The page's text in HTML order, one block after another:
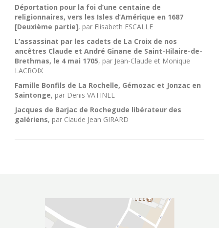
Déportation pour la foi d’une centaine de
religionnaires, vers les Isles d’Amérique en 1687
[Deuxième partie], par Elisabeth ESCALLE
L’assassinat par les cadets de La Croix de nos
ancêtres Claude et André Ginane de Saint-Hilaire-de-
Brethmas, le 4 mai 1705, par Jean-Claude et Monique
LACROIX
Famille Bonfils de La Rochelle, Gémozac et Jonzac en
Saintonge, par Denis VATINEL
Jacques de Barjac de Rochegude libérateur des
galériens, par Claude Jean GIRARD